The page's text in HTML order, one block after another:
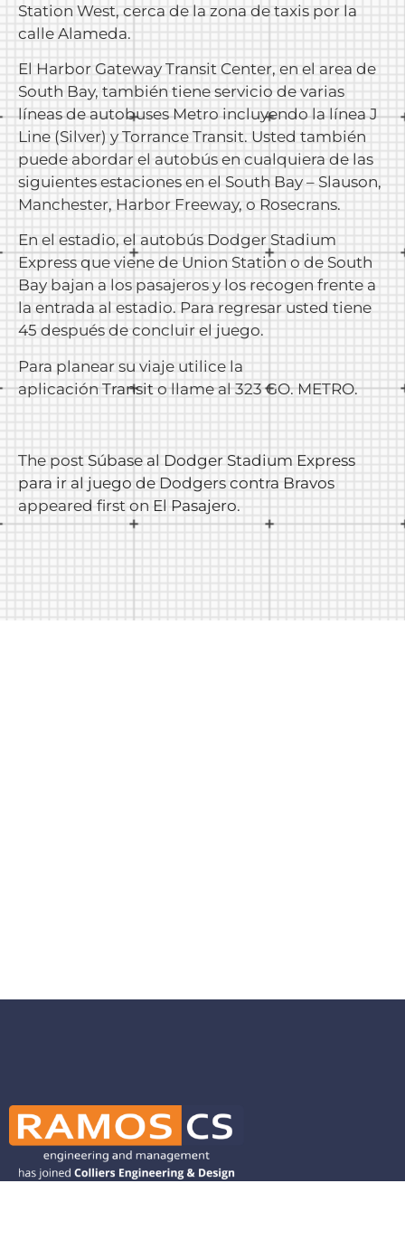
Station West, cerca de la zona de taxis por la
calle Alameda.
El Harbor Gateway Transit Center, en el area de
South Bay, también tiene servicio de varias
líneas de autobuses Metro incluyendo la línea J
Line (Silver) y Torrance Transit. Usted también
puede abordar el autobús en cualquiera de las
siguientes estaciones en el South Bay – Slauson,
Manchester, Harbor Freeway, o Rosecrans.
En el estadio, el autobús Dodger Stadium
Express que viene de Union Station o de South
Bay bajan a los pasajeros y los recogen frente a
la entrada al estadio. Para regresar usted tiene
45 después de concluir el juego.
Para planear su viaje utilice la
aplicaciónTransito llame al 323 GO. METRO.
The post Súbase al Dodger Stadium Express
para ir al juego de Dodgers contra Bravos
appeared first on El Pasajero.